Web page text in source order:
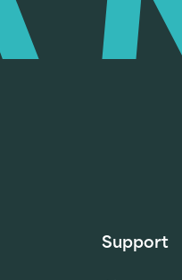
Support